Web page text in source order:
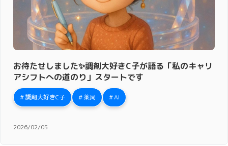
お待たせしました✨調剤大好きC子が語る「私のキャリ
アシフトへの道のり」スタートです
調剤大好きC子 薬局 AI
2026/02/05